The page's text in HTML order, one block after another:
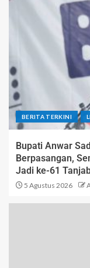
BERITA TERKINI
Bupati Anwar
Berpasangan,
Jadi ke-61
5 Agustus 2026